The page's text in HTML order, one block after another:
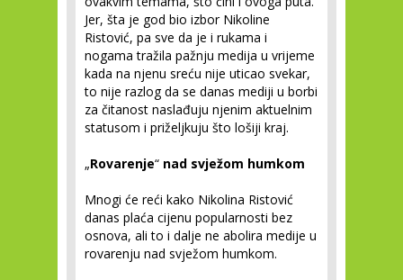
Jer, šta je god bio izbor Nikoline
Ristović, pa sve da je i rukama i
nogama tražila pažnju medija u vrijeme
kada na njenu sreću nije uticao svekar,
to nije razlog da se danas mediji u borbi
za čitanost naslađuju njenim aktuelnim
statusom i priželjkuju što lošiji kraj.
„Rovarenje“ nad svježom humkom
Mnogi će reći kako Nikolina Ristović
danas plaća cijenu popularnosti bez
osnova, ali to i dalje ne abolira medije u
rovarenju nad svježom humkom.